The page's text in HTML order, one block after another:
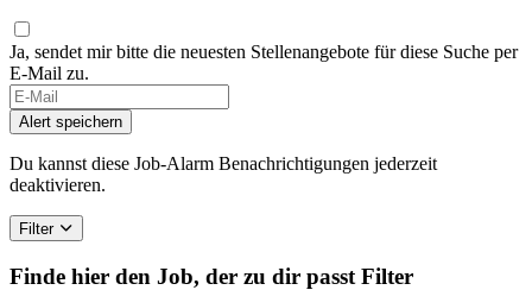
Ja, sendet mir bitte die neuesten Stellenangebote für diese Suche per
E-Mail zu.
Alert speichern
Du kannst diese Job-Alarm Benachrichtigungen jederzeit
deaktivieren.
Filter
Finde hier den Job, der zu dir passt Filter